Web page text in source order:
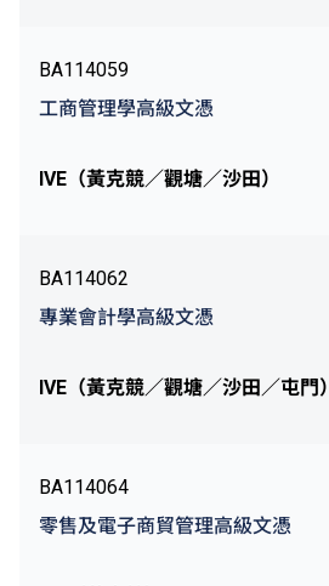
BA114059
工商管理學高級文憑
IVE（黃克競／觀塘／沙田）
BA114062
專業會計學高級文憑
IVE（黃克競／觀塘／沙田／屯門）
BA114064
零售及電子商貿管理高級文憑